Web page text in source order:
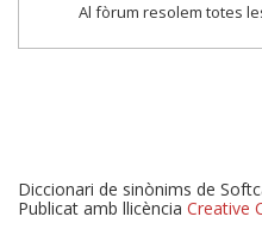
Al fòrum resolem totes
Diccionari de sinònims de
Publicat amb llicència Creative